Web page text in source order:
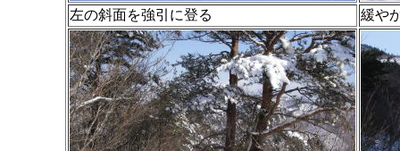
左の斜面を強引に登る 緩や